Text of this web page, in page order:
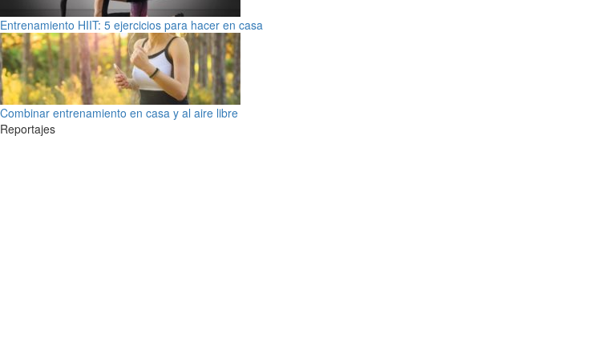
Entrenamiento HIIT: 5 ejercicios para hacer en casa
Combinar entrenamiento en casa y al aire libre
Reportajes